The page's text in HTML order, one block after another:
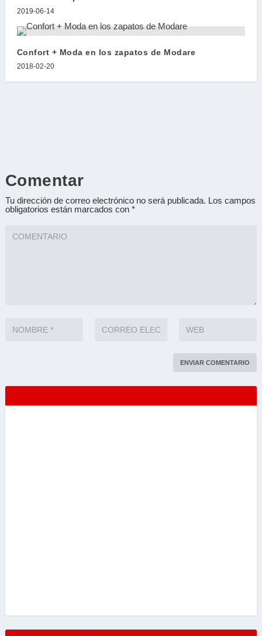
2019-06-14
Confort + Moda en los zapatos de Modare
2018-02-20
Comentar
Tu dirección de correo electrónico no será publicada. Los campos
obligatorios están marcados con *